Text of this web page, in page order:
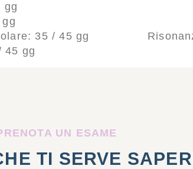
gg
35 / 45 gg
45 gg
UN ESAME
TI SERVE